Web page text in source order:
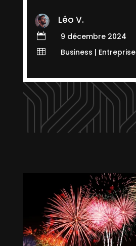
Léo V.
 9 décembre 2024
 Business | Entreprise